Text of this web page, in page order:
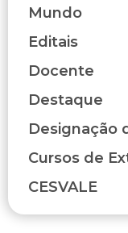
Mundo
Editais
Docente
Destaque
Designação
Cursos de
CESVALE